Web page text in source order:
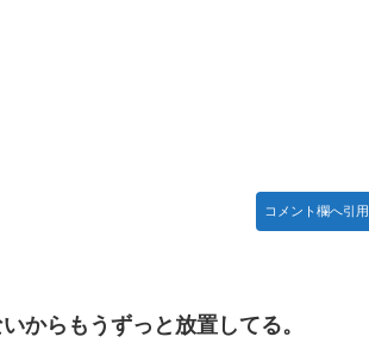
コメント欄へ引用
からもうずっと放置してる。